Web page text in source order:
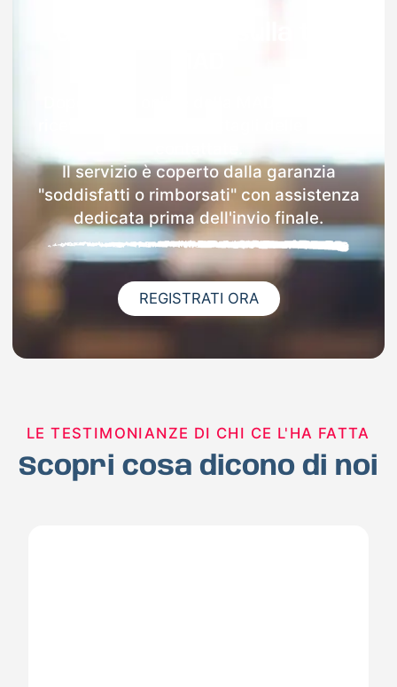
Il servizio è coperto dalla garanzia
"soddisfatti o rimborsati" con assistenza
dedicata prima dell'invio finale.
REGISTRATI ORA
LE TESTIMONIANZE DI CHI CE L'HA FATTA
Scopri cosa dicono di noi